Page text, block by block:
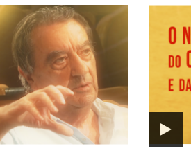
Eu estive lá da